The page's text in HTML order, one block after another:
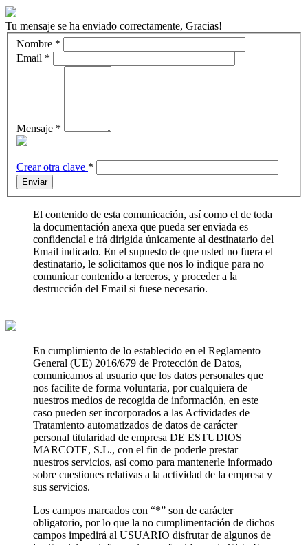
Tu mensaje se ha enviado correctamente, Gracias!
Nombre *
Email *
Mensaje *
Crear otra clave *
Enviar
El contenido de esta comunicación, así como el de toda
la documentación anexa que pueda ser enviada es
confidencial e irá dirigida únicamente al destinatario del
Email indicado. En el supuesto de que usted no fuera el
destinatario, le solicitamos que nos lo indique para no
comunicar contenido a terceros, y proceder a la
destrucción del Email si fuese necesario.
En cumplimiento de lo establecido en el Reglamento
General (UE) 2016/679 de Protección de Datos,
comunicamos al usuario que los datos personales que
nos facilite de forma voluntaria, por cualquiera de
nuestros medios de recogida de información, en este
caso pueden ser incorporados a las Actividades de
Tratamiento automatizados de datos de carácter
personal titularidad de empresa DE ESTUDIOS
MARCOTE, S.L., con el fin de poderle prestar
nuestros servicios, así como para mantenerle informado
sobre cuestiones relativas a la actividad de la empresa y
sus servicios.
Los campos marcados con “*” son de carácter
obligatorio, por lo que la no cumplimentación de dichos
campos impedirá al USUARIO disfrutar de algunos de